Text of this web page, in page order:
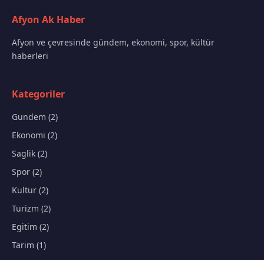
Afyon Ak Haber
Afyon ve çevresinde gündem, ekonomi, spor, kültür
haberleri
Kategoriler
Gundem (2)
Ekonomi (2)
Saglik (2)
Spor (2)
Kultur (2)
Turizm (2)
Egitim (2)
Tarim (1)